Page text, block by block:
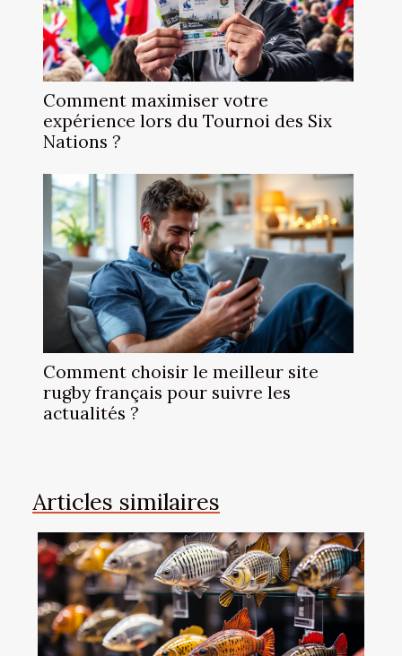
Comment maximiser votre
expérience lors du Tournoi des Six
Nations ?
Comment choisir le meilleur site
rugby français pour suivre les
actualités ?
Articles similaires